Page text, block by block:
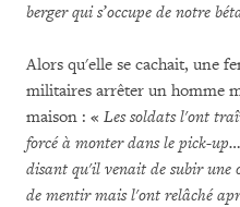
berger qui s’occupe de notre
Alors qu'elle se cachait, une
militaires arrêter un homme
maison : « Les soldats l'ont
forcé à monter dans le pick-
disant qu'il venait de subir une
de mentir mais l'ont relâché